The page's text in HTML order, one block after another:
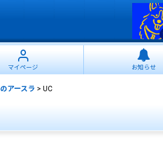
マイページ お知らせ
アースラ > UC